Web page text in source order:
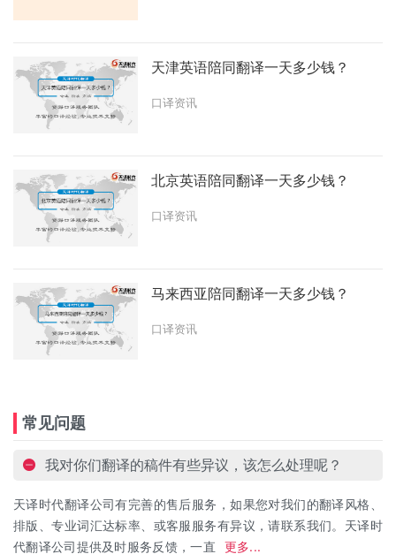
天津英语陪同翻译一天多少钱？
口译资讯
北京英语陪同翻译一天多少钱？
口译资讯
马来西亚陪同翻译一天多少钱？
口译资讯
常见问题
我对你们翻译的稿件有些异议，该怎么处理呢？
天译时代翻译公司有完善的售后服务，如果您对我们的翻译风格、
排版、专业词汇达标率、或客服服务有异议，请联系我们。天译时
代翻译公司提供及时服务反馈，一直
更多...